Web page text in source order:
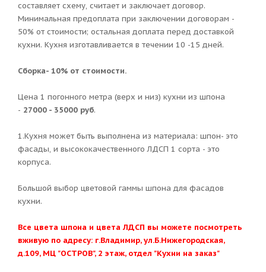
составляет схему, считает и заключает договор.
Минимальная предоплата при заключении договорам -
50% от стоимости; остальная доплата перед доставкой
кухни. Кухня изготавливается в течении 10 -15 дней.
Сборка- 10% от стоимости.
Цена 1 погонного метра (верх и низ) кухни из шпона
- 27000 - 35000 руб.
1.Кухня может быть выполнена из материала: шпон- это
фасады, и высококачественного ЛДСП 1 сорта - это
корпуса.
Большой выбор цветовой гаммы шпона для фасадов
кухни.
Все цвета шпона и цвета ЛДСП вы можете посмотреть
вживую по адресу: г.Владимир, ул.Б.Нижегородская,
д.109, МЦ "ОСТРОВ", 2 этаж, отдел "Кухни на заказ"